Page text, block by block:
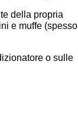
della propria
e muffe (spesso
o sulle